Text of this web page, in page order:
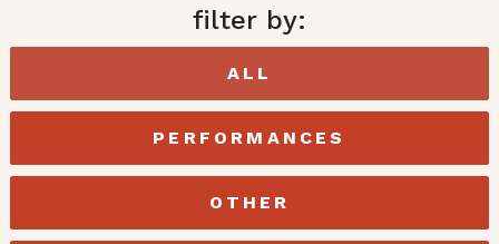
filter by:
ALL
PERFORMANCES
OTHER